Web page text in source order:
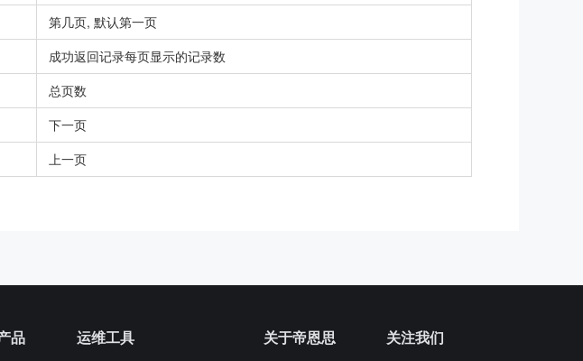
第几页, 默认第一页
成功返回记录每页显示的记录数
总页数
下一页
上一页
品 运维工具 关于帝恩思 关注我们